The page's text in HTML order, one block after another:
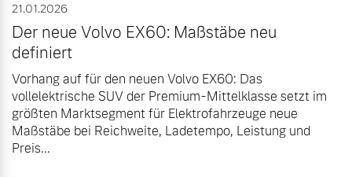
21.01.2026
Der neue Volvo EX60: Maßstäbe neu
definiert
Vorhang auf für den neuen Volvo EX60: Das
vollelektrische SUV der Premium-Mittelklasse setzt im
größten Marktsegment für Elektrofahrzeuge neue
Maßstäbe bei Reichweite, Ladetempo, Leistung und
Preis...